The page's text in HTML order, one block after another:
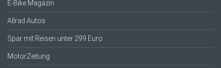
E-Bike Magazin
Allrad Autos
Spar mit Reisen unter 299 Euro
MotorZeitung